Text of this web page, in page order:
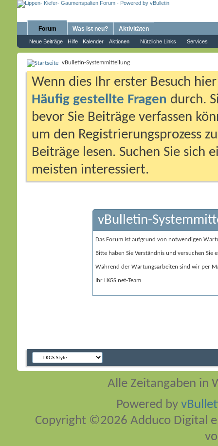
Forum
Neue Beiträge Hilfe Kalender Aktionen Nützliche Links Services
Was ist neu? Aktivitäten
vBulletin-Systemmitteilung
Wenn dies Ihr erster Besuch
Häufig gestellte Fragen durch.
bevor Sie Beiträge verfassen
um den Registrierungsprozess
Beiträge lesen. Suchen Sie sich
meisten interessiert.
vBulletin-
Das Forum ist aufgrund von notwendigen
Bitte haben Sie Verständnis und versuchen Sie
Während der Wartungsarbeiten sind wir per
Ihr LKGS.net-Team
Alle Zeitangaben in
Powered by
Copyright ©2026 Adduco Digital